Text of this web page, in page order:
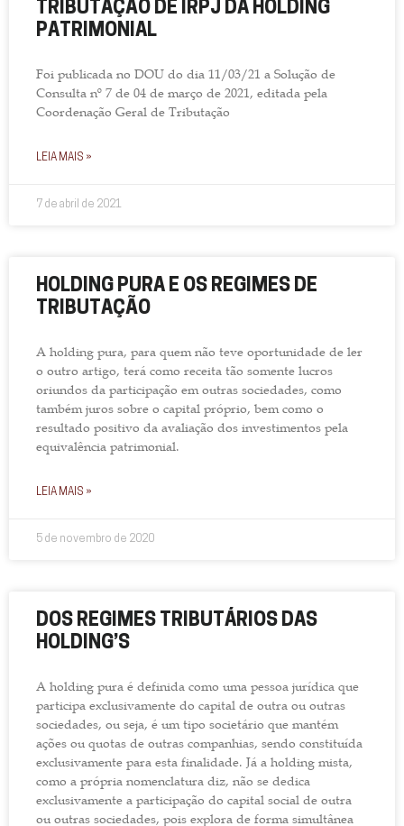
TRIBUTAÇÃO DE IRPJ DA HOLDING
PATRIMONIAL
Foi publicada no DOU do dia 11/03/21 a Solução de
Consulta nº 7 de 04 de março de 2021, editada pela
Coordenação Geral de Tributação
LEIA MAIS »
7 de abril de 2021
HOLDING PURA E OS REGIMES DE
TRIBUTAÇÃO
A holding pura, para quem não teve oportunidade de ler
o outro artigo, terá como receita tão somente lucros
oriundos da participação em outras sociedades, como
também juros sobre o capital próprio, bem como o
resultado positivo da avaliação dos investimentos pela
equivalência patrimonial.
LEIA MAIS »
5 de novembro de 2020
DOS REGIMES TRIBUTÁRIOS DAS
HOLDING’S
A holding pura é definida como uma pessoa jurídica que
participa exclusivamente do capital de outra ou outras
sociedades, ou seja, é um tipo societário que mantém
ações ou quotas de outras companhias, sendo constituída
exclusivamente para esta finalidade. Já a holding mista,
como a própria nomenclatura diz, não se dedica
exclusivamente a participação do capital social de outra
ou outras sociedades, pois explora de forma simultânea